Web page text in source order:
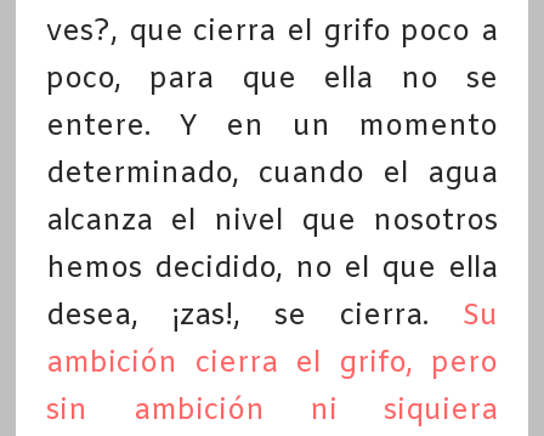
ves?, que cierra el grifo poco a
poco, para que ella no se
entere. Y en un momento
determinado, cuando el agua
alcanza el nivel que nosotros
hemos decidido, no el que ella
desea, ¡zas!, se cierra. Su
ambición cierra el grifo, pero
sin ambición ni siquiera